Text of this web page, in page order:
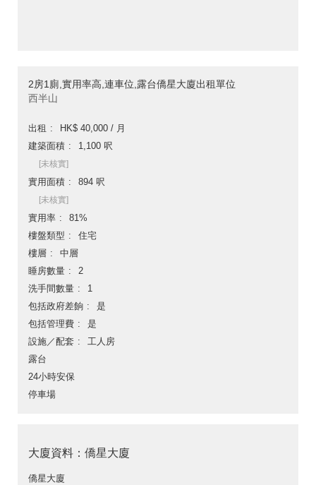
2房1廁,實用率高,連車位,露台僑星大廈出租單位
西半山
出租
HK$ 40,000 / 月
建築面積
1,100 呎
[未核實]
實用面積 894 呎
[未核實]
實用率
81%
樓盤類型
住宅
樓層
中層
睡房數量
2
洗手間數量
1
包括政府差餉
是
包括管理費
是
設施／配套
工人房
露台
24小時安保
停車場
大廈資料：僑星大廈
僑星大廈